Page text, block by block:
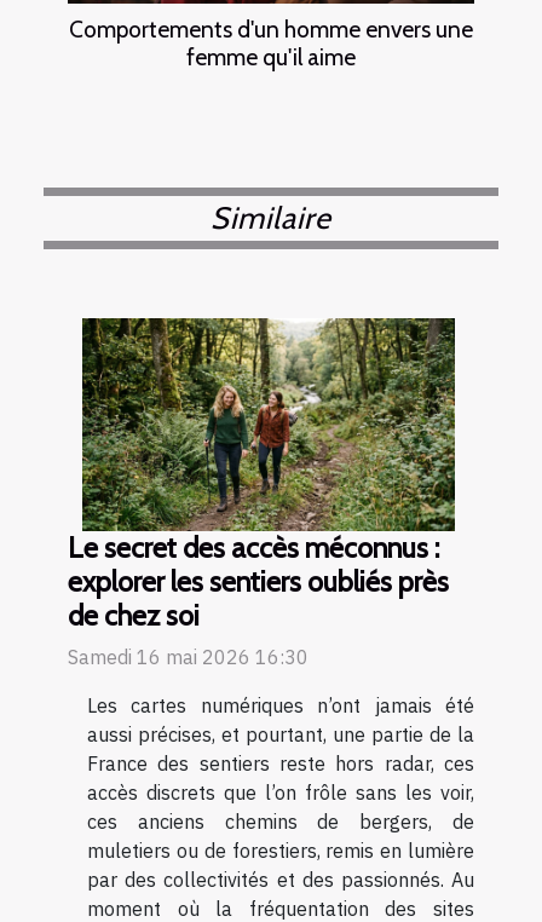
Comportements d'un homme envers une
femme qu'il aime
Similaire
Le secret des accès méconnus :
explorer les sentiers oubliés près
de chez soi
Samedi 16 mai 2026 16:30
Les cartes numériques n’ont jamais été
aussi précises, et pourtant, une partie de la
France des sentiers reste hors radar, ces
accès discrets que l’on frôle sans les voir,
ces anciens chemins de bergers, de
muletiers ou de forestiers, remis en lumière
par des collectivités et des passionnés. Au
moment où la fréquentation des sites